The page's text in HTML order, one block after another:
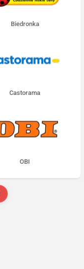
Biedronka
Castorama
OBI